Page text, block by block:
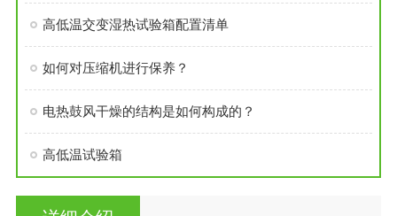
高低温交变湿热试验箱配置清单
如何对压缩机进行保养？
电热鼓风干燥的结构是如何构成的？
高低温试验箱